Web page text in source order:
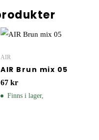
AIR
AIR Brun mix 05
67 kr
Finns i lager,